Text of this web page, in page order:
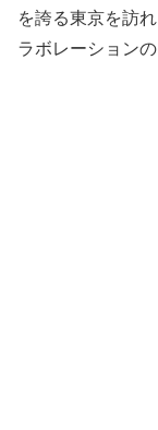
を誇る東京を訪れ
ラボレーション